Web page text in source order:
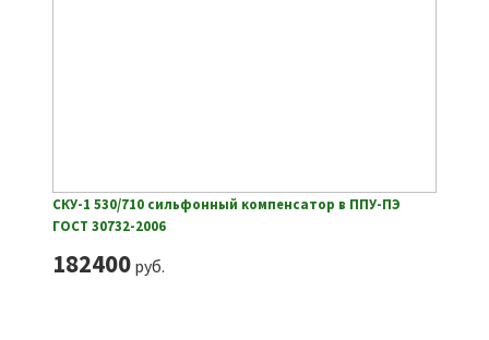
СКУ-1 530/710 сильфонный компенсатор в ППУ-ПЭ
ГОСТ 30732-2006
182400руб.